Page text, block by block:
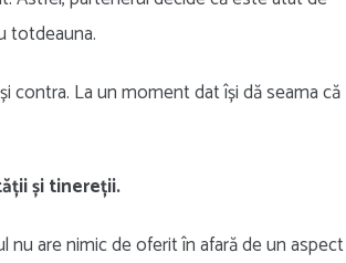
totdeauna.
contra. La un moment dat își dă seama că
și tinereții.
are nimic de oferit în afară de un aspect